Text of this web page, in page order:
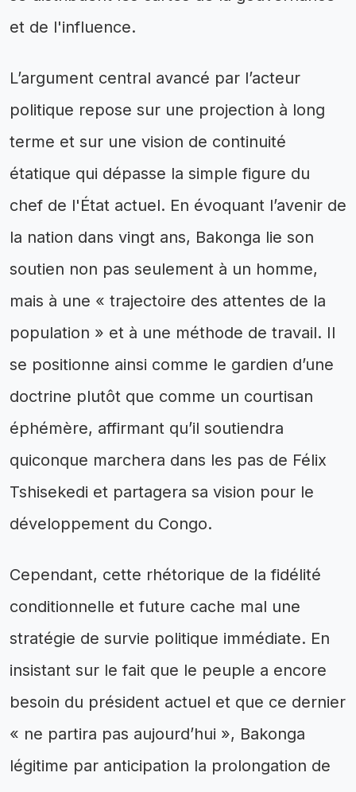
et de l'influence.
L’argument central avancé par l’acteur
politique repose sur une projection à long
terme et sur une vision de continuité
étatique qui dépasse la simple figure du
chef de l'État actuel. En évoquant l’avenir de
la nation dans vingt ans, Bakonga lie son
soutien non pas seulement à un homme,
mais à une « trajectoire des attentes de la
population » et à une méthode de travail. Il
se positionne ainsi comme le gardien d’une
doctrine plutôt que comme un courtisan
éphémère, affirmant qu’il soutiendra
quiconque marchera dans les pas de Félix
Tshisekedi et partagera sa vision pour le
développement du Congo.
Cependant, cette rhétorique de la fidélité
conditionnelle et future cache mal une
stratégie de survie politique immédiate. En
insistant sur le fait que le peuple a encore
besoin du président actuel et que ce dernier
« ne partira pas aujourd’hui », Bakonga
légitime par anticipation la prolongation de